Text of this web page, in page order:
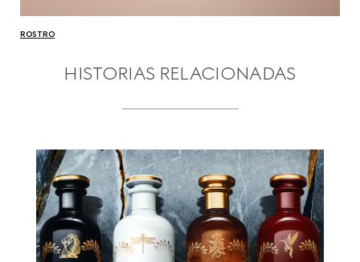
ROSTRO
HISTORIAS RELACIONADAS